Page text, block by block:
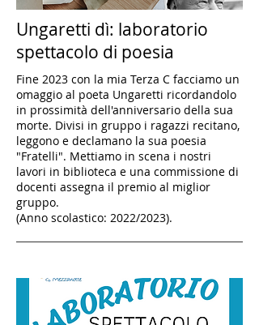
Ungaretti dì: laboratorio
spettacolo di poesia
Fine 2023 con la mia Terza C facciamo un
omaggio al poeta Ungaretti ricordandolo
in prossimità dell'anniversario della sua
morte. Divisi in gruppo i ragazzi recitano,
leggono e declamano la sua poesia
"Fratelli". Mettiamo in scena i nostri
lavori in biblioteca e una commissione di
docenti assegna il premio al miglior
gruppo.
(Anno scolastico: 2022/2023).